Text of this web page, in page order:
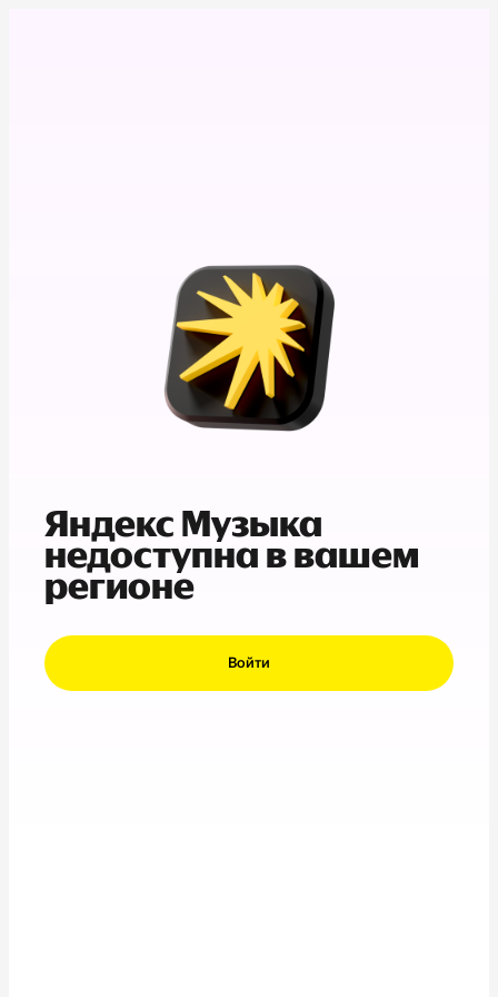
Яндекс Музыка
недоступна в вашем
регионе
Войти